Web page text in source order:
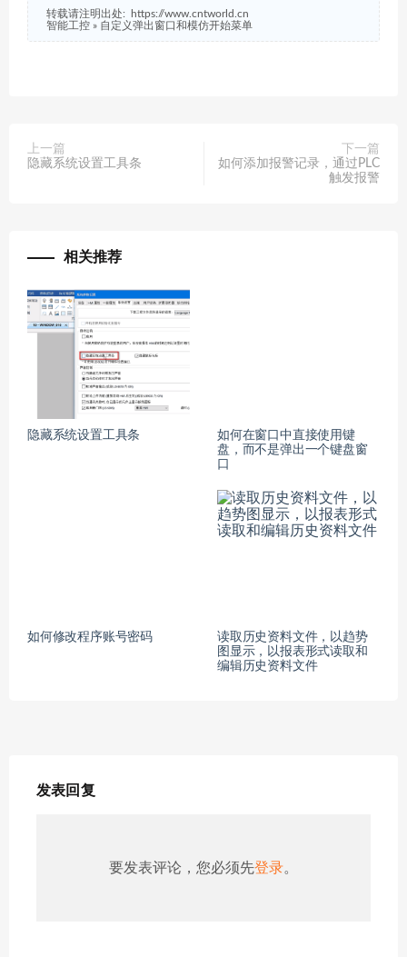
转载请注明出处:
https://www.cntworld.cn
智能工控 » 自定义弹出窗口和模仿开始菜单
上一篇
隐藏系统设置工具条
下一篇
如何添加报警记录，通过PLC
触发报警
相关推荐
隐藏系统设置工具条
如何在窗口中直接使用键
盘，而不是弹出一个键盘窗
口
如何修改程序账号密码
读取历史资料文件，以趋势
图显示，以报表形式读取和
编辑历史资料文件
发表回复
要发表评论，您必须先登录。